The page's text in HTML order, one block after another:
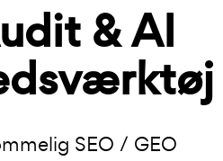
& AI
SEO / GEO